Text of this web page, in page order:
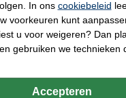
In ons cookiebeleid
voorkeuren kunt
u voor weigeren? Dan
gebruiken we technieken
Accepteren